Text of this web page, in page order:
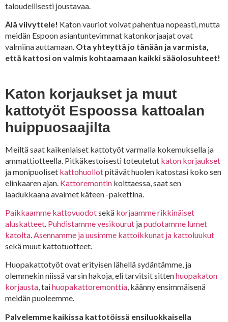
taloudellisesti joustavaa.
Älä viivyttele! Katon vauriot voivat pahentua nopeasti, mutta
meidän Espoon asiantuntevimmat katonkorjaajat ovat
valmiina auttamaan. Ota yhteyttä jo tänään ja varmista,
että kattosi on valmis kohtaamaan kaikki sääolosuhteet!
Katon korjaukset ja muut
kattotyöt Espoossa kattoalan
huippuosaajilta
Meiltä saat kaikenlaiset kattotyöt varmalla kokemuksella ja
ammattiotteella. Pitkäkestoisesti toteutetut katon korjaukset
ja monipuoliset kattohuollotpitävät huolen katostasi koko sen
elinkaaren ajan. Kattoremontin koittaessa, saat sen
laadukkaana avaimet käteen -pakettina.
Paikkaamme kattovuodotsekä korjaamme rikkinäiset
aluskatteet. Puhdistamme vesikourut japudotamme lumet
katolta.Asennamme ja uusimme kattoikkunat ja kattoluukut
sekä muut kattotuotteet.
Huopakattotyöt ovat erityisen lähellä sydäntämme, ja
olemmekin niissä varsin hakoja, eli tarvitsit sittenhuopakaton
korjausta, taihuopakattoremonttia, käänny ensimmäisenä
meidän puoleemme.
Palvelemme kaikissa kattotöissä ensiluokkaisella